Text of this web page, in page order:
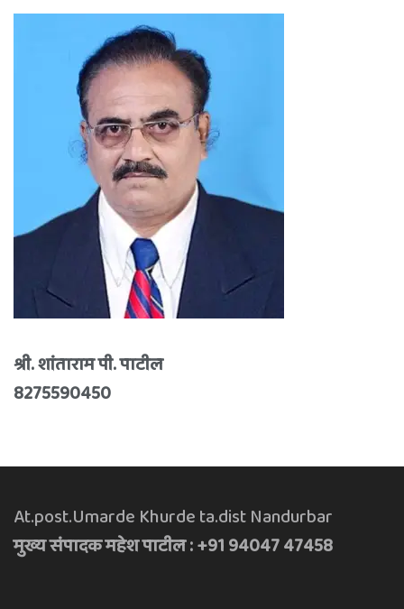
श्री. शांताराम पी. पाटील
8275590450
At.post.Umarde Khurde ta.dist Nandurbar
मुख्य संपादक महेश पाटील : +91 94047 47458